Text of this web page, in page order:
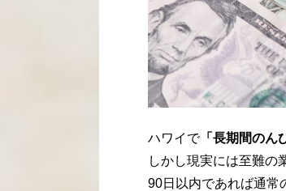
ハワイで「長期間のん
しかし現実には至難の
90日以内であれば通常